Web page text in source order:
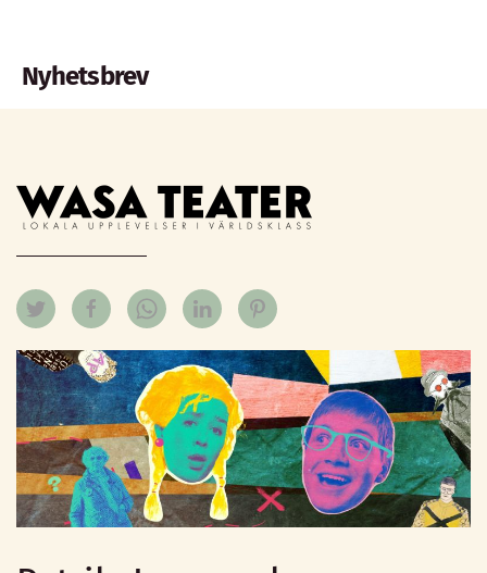
Nyhetsbrev